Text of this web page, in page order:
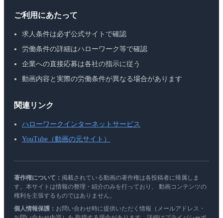
ご利用にあたって
求人条件は必ず公式サイトで確認
労働条件の詳細はハローワーク等で確認
企業への直接応募は各社の指示に従う
動画内容と実際の労働条件が異なる場合があります
関連リンク
ハローワークインターネットサービス
YouTube（動画の元サイト）
著作権について： 掲載されている動画の著作権は各投稿者に帰属しま
す。本サイトは情報の整理・紹介のみを行っており、 動画コンテンツの
権利を主張するものではありません。
個人情報保護： お問い合わせ時に提供いただく情報（メールアドレス・